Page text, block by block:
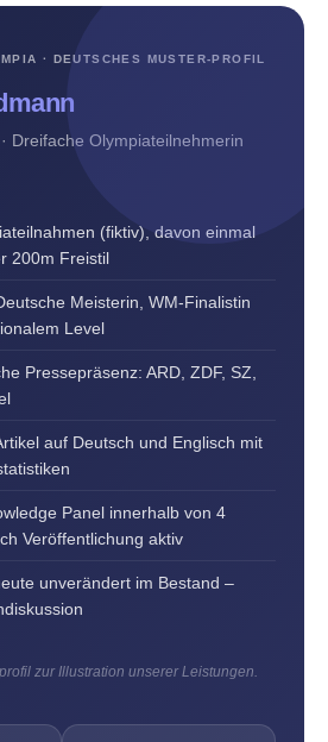
· DEUTSCHES MUSTER-PROFIL
Dreifache Olympiateilnehmerin
(fiktiv), davon einmal
200m Freistil
Meisterin, WM-Finalistin
Level
Pressepräsenz: ARD, ZDF, SZ,
auf Deutsch und Englisch mit
Panel innerhalb von 4
Veröffentlichung aktiv
unverändert im Bestand –
zur Illustration unserer Leistungen.